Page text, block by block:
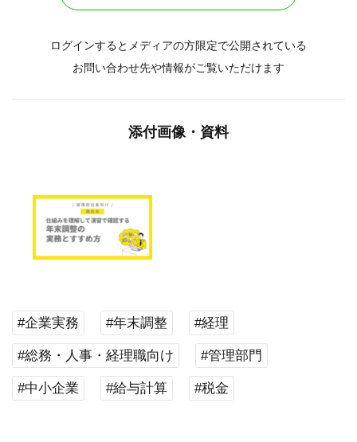
ログインするとメディアの方限定で公開されている
お問い合わせ先や情報がご覧いただけます
添付画像・資料
#企業実務 #年末調整 #経理
#総務・人事・経理職向け #管理部門
#中小企業 #給与計算 #税金